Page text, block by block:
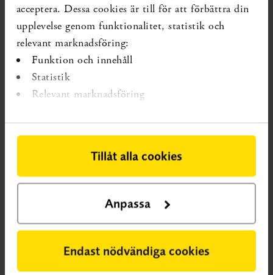
acceptera. Dessa cookies är till för att förbättra din
upplevelse genom funktionalitet, statistik och
relevant marknadsföring:
Funktion och innehåll
Statistik
Relevant marknadsföring
Tillåt alla cookies
Anpassa
Endast nödvändiga cookies
Inga identifierade
Diarienr:
SBU 2023/578
Forskning som förändrar kunskapsläget kan ha tillkommit
senare.